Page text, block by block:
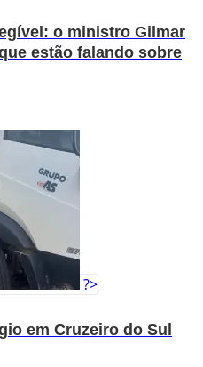
o ministro Gilmar
estão falando sobre
?>
em Cruzeiro do Sul